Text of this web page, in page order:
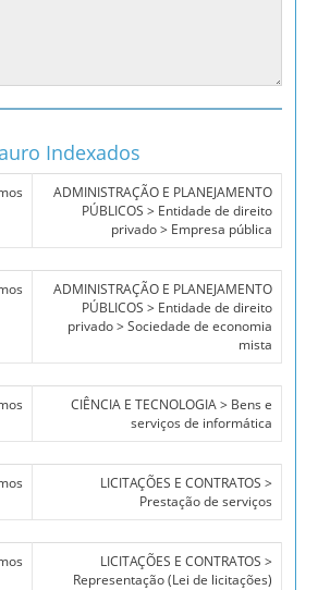
Indexados
ADMINISTRAÇÃO E PLANEJAMENTO
PÚBLICOS > Entidade de direito
privado > Empresa pública
ADMINISTRAÇÃO E PLANEJAMENTO
PÚBLICOS > Entidade de direito
privado > Sociedade de economia
mista
CIÊNCIA E TECNOLOGIA > Bens e
serviços de informática
LICITAÇÕES E CONTRATOS >
Prestação de serviços
LICITAÇÕES E CONTRATOS >
Representação (Lei de licitações)